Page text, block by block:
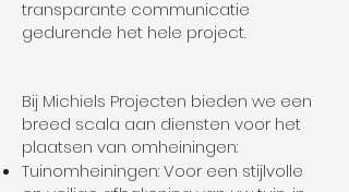
transparante communicatie
gedurende het hele project.
Bij Michiels Projecten bieden we een
breed scala aan diensten voor het
plaatsen van omheiningen:
Tuinomheiningen: Voor een stijlvolle